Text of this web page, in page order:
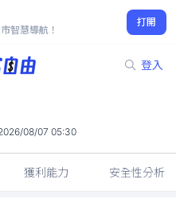
智慧導航！
打開
登入
08/07 05:30
獲利能力 安全性分析